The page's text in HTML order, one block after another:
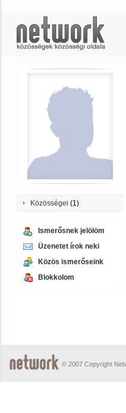
Közösségei (1)
Ismerősnek jelölöm
Üzenetet írok neki
Közös ismerőseink
Blokkolom
© 2007 Copyright